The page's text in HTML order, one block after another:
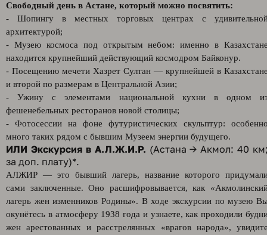
Свободный день в Астане, который можно посвятить:
- Шопингу в местных торговых центрах с
архитектурой;
- Музею космоса под открытым небом: именно в
находится крупнейший действующий космодром Байконур.
- Посещению мечети Хазрет Султан — крупнейшей в
и второй по размерам в Центральной Азии;
- Ужину с элементами национальной кухни в одном
фешенебельных ресторанов новой столицы;
- Фотосессии на фоне футуристических скульптур:
много таких рядом с бывшим Музеем энергии будущего.
ИЛИ Экскурсия в А.Л.Ж.И.Р. (Астана → Акмол: 40
за доп. плату)*.
АЛЖИР — это бывший лагерь, название которого
сами заключенные. Оно расшифровывается, как
лагерь жен изменников Родины». В ходе экскурсии по музею
окунётесь в атмосферу 1938 года и узнаете, как проходили
жен арестованных и расстрелянных «врагов народа»,